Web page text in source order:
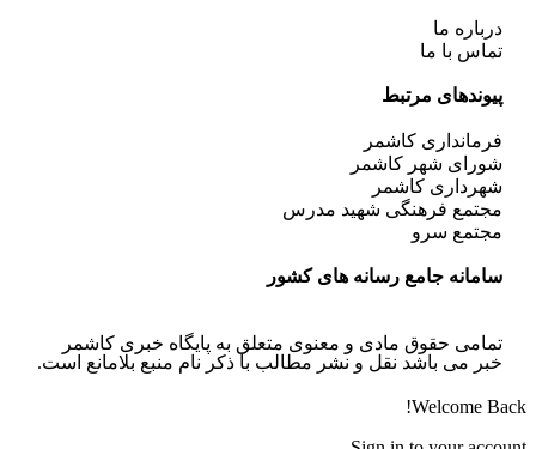
درباره ما
تماس با ما
پیوندهای مرتبط
فرمانداری کاشمر
شورای شهر کاشمر
شهرداری کاشمر
مجتمع فرهنگی شهید مدرس
مجتمع سرو
سامانه جامع رسانه های کشور
تمامی حقوق مادی و معنوی متعلق به پایگاه خبری کاشمر
خبر می باشد نقل و نشر مطالب با ذکر نام منبع بلامانع است.
Welcome Back!